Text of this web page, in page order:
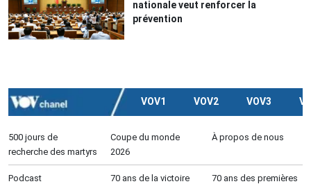
nationale veut renforcer la
prévention
VOV1 VOV2 VOV3
500 jours de
recherche des martyrs
Coupe du monde
2026
À propos de nous
Podcast 70 ans de la victoire 70 ans des premières